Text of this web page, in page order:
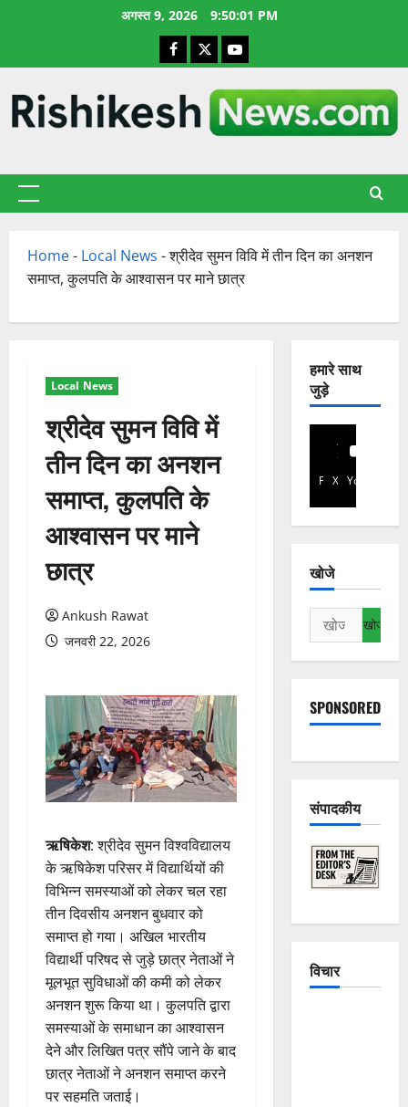
अगस्त 9, 2026 9:50:02 PM
Facebook
X YouTube
प्राथमिक
Home- Local News -श्रीदेव सुमन विवि में तीन दिन का अनशन
समाप्त, कुलपति के आश्वासन पर माने छात्र
Local News
श्रीदेव सुमन विवि में
तीन दिन का अनशन
समाप्त, कुलपति के
आश्वासन पर माने
छात्र
Ankush Rawat
जनवरी 22, 2026
ऋषिकेश: श्रीदेव सुमन विश्वविद्यालय
के ऋषिकेश परिसर में विद्यार्थियों की
विभिन्न समस्याओं को लेकर चल रहा
तीन दिवसीय अनशन बुधवार को
समाप्त हो गया। अखिल भारतीय
विद्यार्थी परिषद से जुड़े छात्र नेताओं ने
मूलभूत सुविधाओं की कमी को लेकर
अनशन शुरू किया था। कुलपति द्वारा
समस्याओं के समाधान का आश्वासन
देने और लिखित पत्र सौंपे जाने के बाद
छात्र नेताओं ने अनशन समाप्त करने
पर सहमति जताई।
हमारे साथ
जुड़े
Facebook
X YouTube
खोजे
निम्न
को
खोजें:
SPONSORED
संपादकीय
विचार